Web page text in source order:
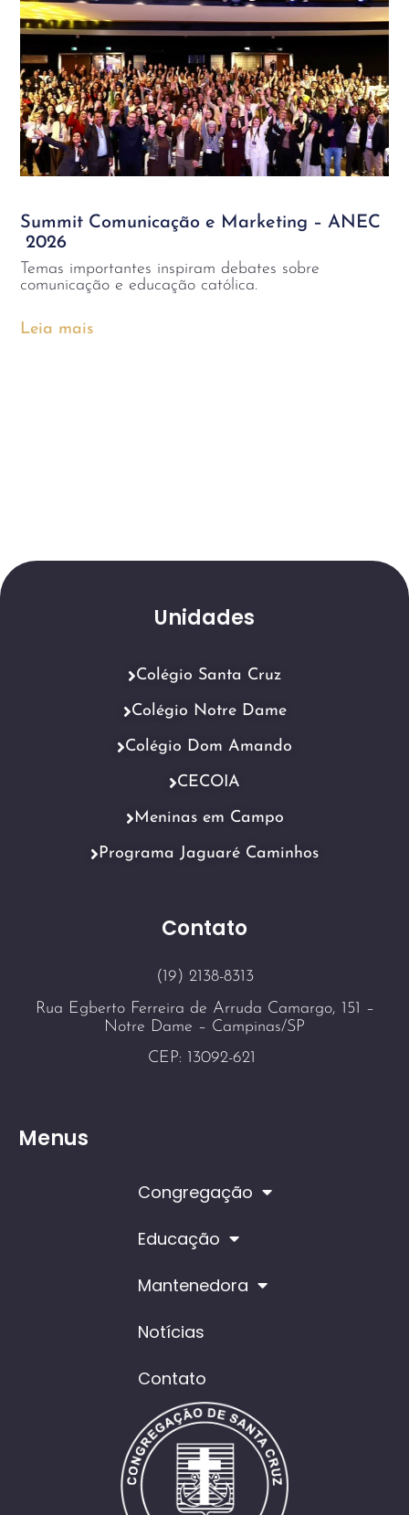
Summit Comunicação e Marketing – ANEC
2026
Temas importantes inspiram debates sobre
comunicação e educação católica.
Leia mais
Contato
(19) 2138-8313
Rua Egberto Ferreira de Arruda Camargo, 151 –
Notre Dame – Campinas/SP
CEP: 13092-621
Menus
Congregação
Educação
Mantenedora
Notícias
Contato
Unidades
Colégio Santa Cruz
Colégio Notre Dame
Colégio Dom Amando
CECOIA
Meninas em Campo
Programa Jaguaré Caminhos